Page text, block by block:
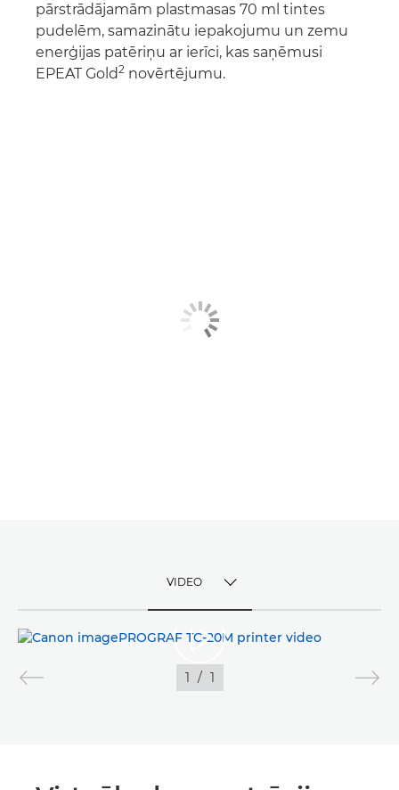
pārstrādājamām plastmasas 70 ml tintes
pudelēm, samazinātu iepakojumu un zemu
enerģijas patēriņu ar ierīci, kas saņēmusi
EPEAT Gold2 novērtējumu.
VIDEO
VIDEO
ATTĒLI
1 / 1